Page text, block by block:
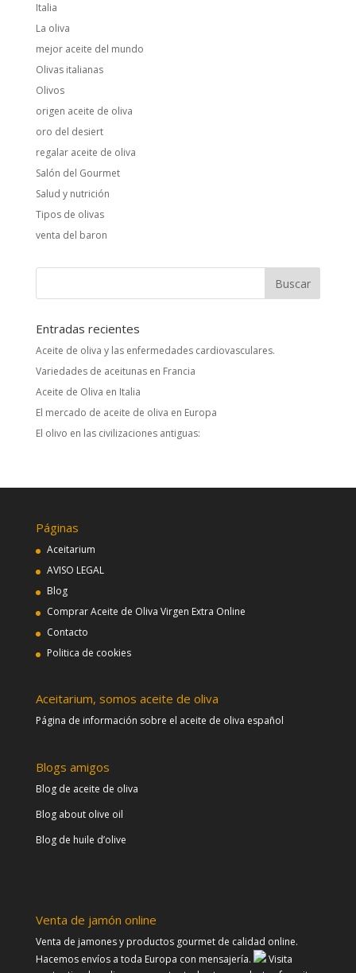
Italia
La oliva
mejor aceite del mundo
Olivas italianas
Olivos
origen aceite de oliva
oro del desiert
regalar aceite de oliva
Salón del Gourmet
Salud y nutrición
Tipos de olivas
venta del baron
Entradas recientes
Aceite de oliva y las enfermedades cardiovasculares.
Variedades de aceitunas en Francia
Aceite de Oliva en Italia
El mercado de aceite de oliva en Europa
El olivo en las civilizaciones antiguas:
Páginas
Aceitarium
AVISO LEGAL
Blog
Comprar Aceite de Oliva Virgen Extra Online
Contacto
Politica de cookies
Aceitarium, somos aceite de oliva
Página de información sobre el aceite de oliva español
Blogs amigos
Blog de aceite de oliva
Blog about olive oil
Blog de huile d’olive
Venta de jamón online
Venta de jamones y productos gourmet de calidad online.
Hacemos envíos a toda Europa con mensajería.
Visita